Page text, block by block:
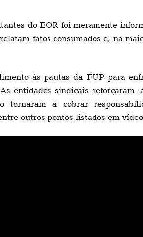
do EOR foi meramente
fatos consumados e, na
às pautas da FUP para
entidades sindicais
tornaram a cobrar
outros pontos listados em